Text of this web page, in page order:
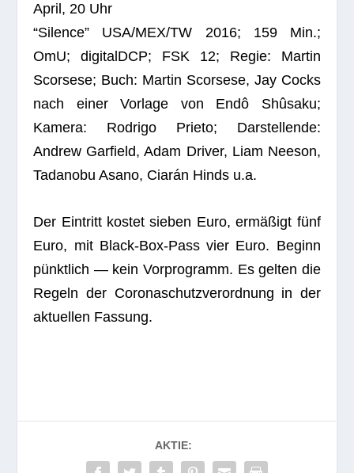
April, 20 Uhr
“Silence” USA/MEX/TW 2016; 159 Min.;
OmU; digi­talDCP; FSK 12; Regie: Mar­tin
Scor­sese; Buch: Mar­tin Scor­sese, Jay Cocks
nach einer Vor­lage von Endô Shû­s­aku;
Kamera: Rodrigo Prieto; Dar­stel­lende:
Andrew Gar­field, Adam Dri­ver, Liam Nee­son,
Tad­anobu Asano, Ciarán Hinds u.a.
Der Ein­tritt kos­tet sie­ben Euro, ermä­ßigt fünf
Euro, mit Black-Box-Pass vier Euro. Beginn
pünkt­lich — kein Vor­pro­gramm. Es gel­ten die
Regeln der Coro­naschutz­ver­ord­nung in der
aktu­el­len Fassung.
AKTIE: